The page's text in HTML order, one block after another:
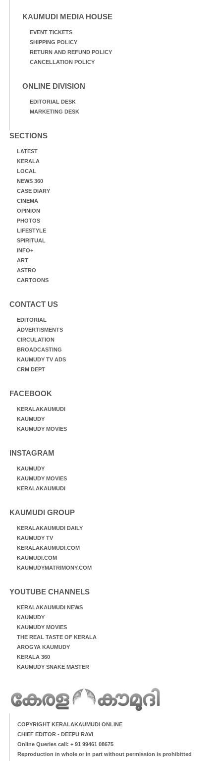
KAUMUDI MEDIA HOUSE
EVENT TICKETS
SHIPPING POLICY
RETURN AND REFUND POLICY
CANCELLATION POLICY
ONLINE DIVISION
EDITORIAL DESK
MARKETING DESK
SECTIONS
LATEST
KERALA
LOCAL
NEWS 360
CASE DIARY
CINEMA
OPINION
PHOTOS
LIFESTYLE
SPIRITUAL
INFO+
ART
ASTRO
CARTOONS
CONTACT US
EDITORIAL
ADVERTISMENTS
CIRCULATION
BROADCASTING
KAUMUDY TV ADS
CRM DEPT
FACEBOOK
KERALAKAUMUDI
KAUMUDY
KAUMUDY MOVIES
INSTAGRAM
KAUMUDY
KAUMUDY MOVIES
KERALAKAUMUDI
KAUMUDI GROUP
KERALAKAUMUDI DAILY
KAUMUDY TV
KERALAKAUMUDI.COM
KAUMUDI.COM
KAUMUDYMATRIMONY.COM
YOUTUBE CHANNELS
KERALAKAUMUDI NEWS
KAUMUDY
KAUMUDY MOVIES
THE REAL TASTE OF KERALA
AROGYA KAUMUDY
KERALA 360
KAUMUDY SNAKE MASTER
COPYRIGHT KERALAKAUMUDI ONLINE
CHIEF EDITOR - DEEPU RAVI
Online Queries call: + 91 99461 08675
Reproduction in whole or in part without permission is prohibitted